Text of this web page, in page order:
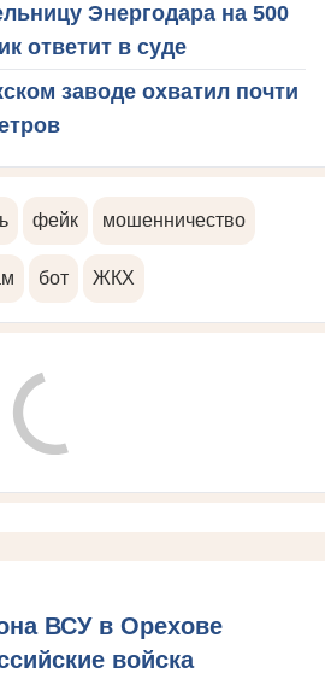
Энергодара на 500
ответит в суде
заводе охватил почти
фейк мошенничество
бот ЖКХ
ВСУ в Орехове
войска